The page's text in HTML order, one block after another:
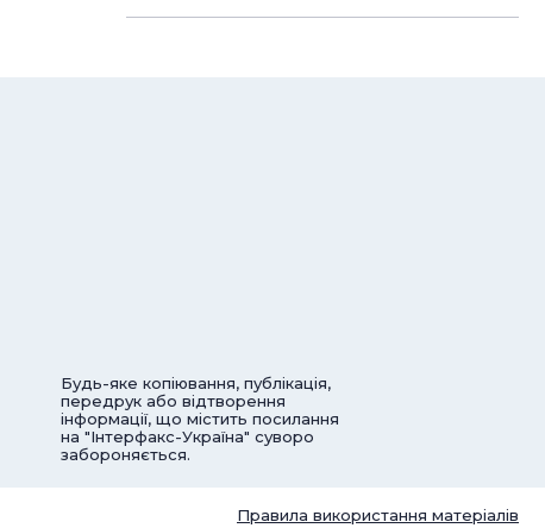
Будь-яке копіювання, публікація,
передрук або відтворення
інформації, що містить посилання
на "Інтерфакс-Україна" суворо
забороняється.
Правила використання матеріалів